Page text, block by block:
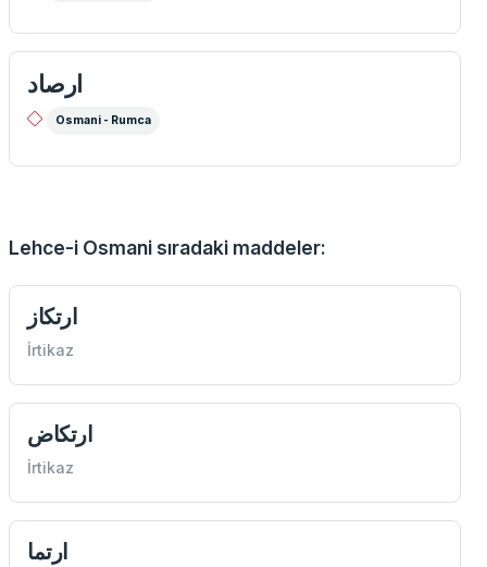
ارصاد
Osmani - Rumca
Lehce-i Osmani sıradaki maddeler:
ارتكاز
İrtikaz
ارتكاض
İrtikaz
ارتما